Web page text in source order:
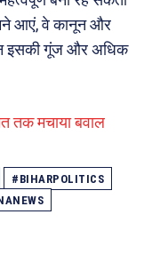
आएं, वे कानून और
इसकी गूंज और अधिक
तक मचाया बवाल
#BIHARPOLITICS